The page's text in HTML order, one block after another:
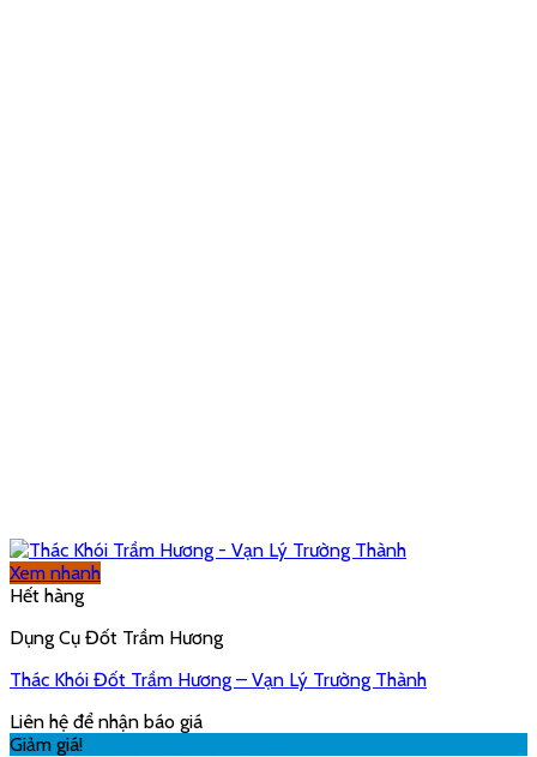
Xem nhanh
Hết hàng
Dụng Cụ Đốt Trầm Hương
Thác Khói Đốt Trầm Hương – Vạn Lý Trường Thành
Liên hệ để nhận báo giá
Giảm giá!